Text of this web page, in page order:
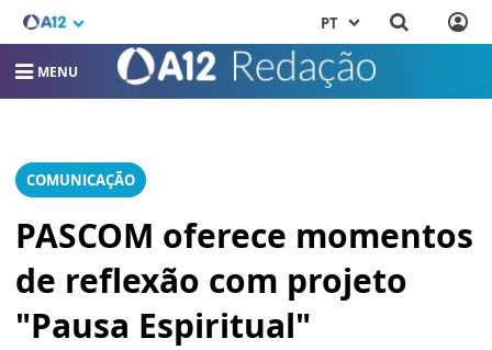
PT
MENU
COMUNICAÇÃO
PASCOM oferece momentos
de reflexão com projeto
"Pausa Espiritual"